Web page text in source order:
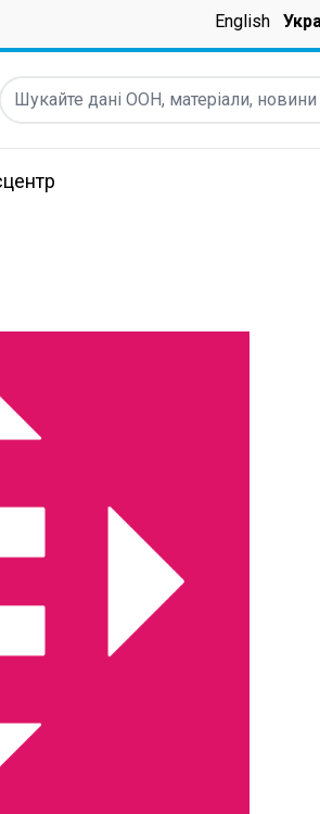
English
дані ООН, матеріали, новини